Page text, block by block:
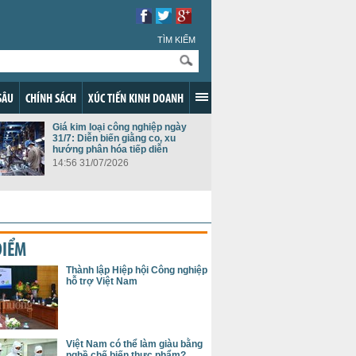
TÌM KIẾM
CHÍNH SÁCH XÚC TIẾN KINH DOANH
Giá kim loại công nghiệp ngày
31/7: Diễn biến giằng co, xu
hướng phân hóa tiếp diễn
14:56 31/07/2026
Thành lập Hiệp hội Công nghiệp
hỗ trợ Việt Nam
Việt Nam có thể làm giàu bằng